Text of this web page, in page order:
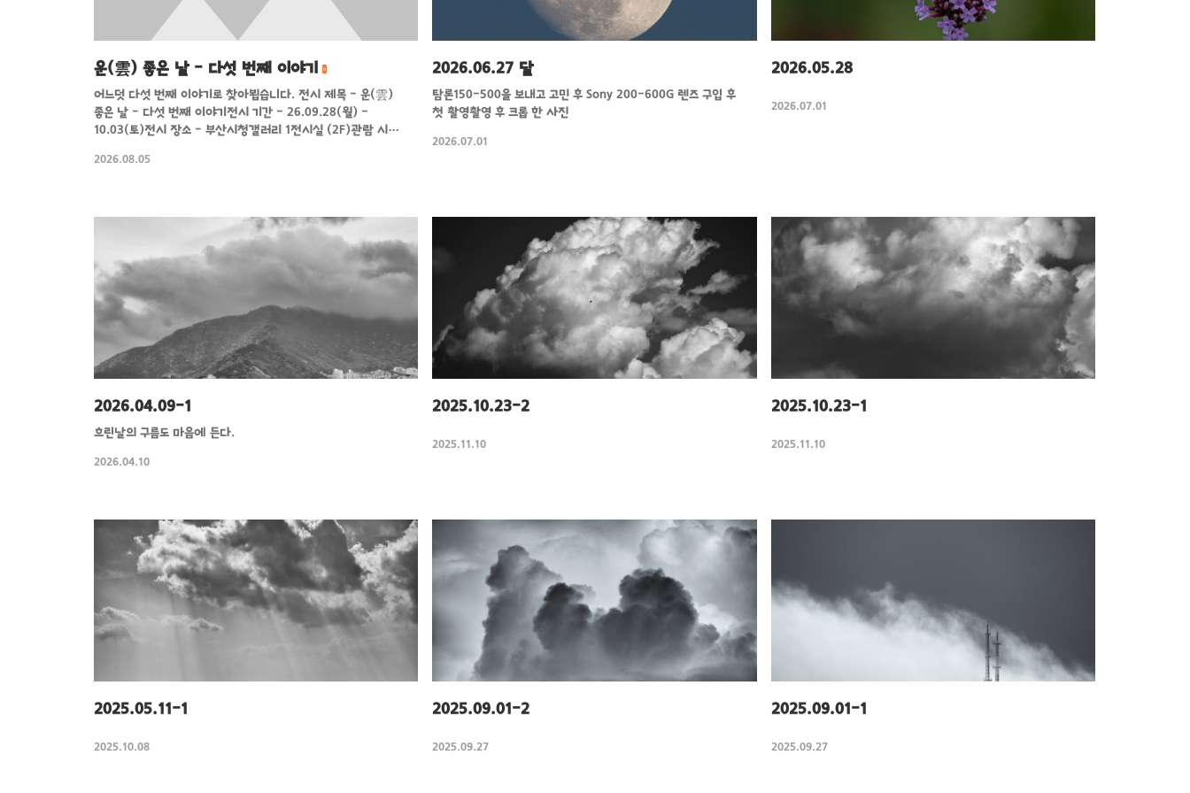
운(雲) 좋은 날 - 다섯 번째 이야기
어느덧 다섯 번째 이야기로 찾아뵙습니다. 전시 제목 - 운(雲)
좋은 날 - 다섯 번째 이야기전시 기간 - 26.09.28(월) -
10.03(토)전시 장소 - 부산시청갤러리 1전시실 (2F)관람 시간
부산광역시, 부산문화재단의 지원을 받았습니다.
2026.08.05
2026.06.27 달
탐론150-500을 보내고 고민 후 Sony 200-600G 렌즈 구입 후
첫 촬영촬영 후 크롭 한 사진
2026.07.01
2026.05.28
2026.07.01
2026.04.09-1
흐린날의 구름도 마음에 든다.
2026.04.10
2025.10.23-2
2025.11.10
2025.10.23-1
2025.11.10
2025.05.11-1
2025.10.08
2025.09.01-2
2025.09.27
2025.09.01-1
2025.09.27